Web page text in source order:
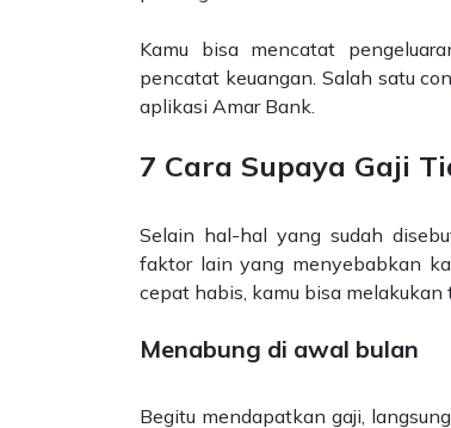
Kamu bisa mencatat
pencatat keuangan. Salah satu
aplikasi Amar Bank.
7 Cara Supaya Gaji
Selain hal-hal yang sudah
faktor lain yang menyebabkan
cepat habis, kamu bisa melakukan
Menabung di awal bulan
Begitu mendapatkan gaji,